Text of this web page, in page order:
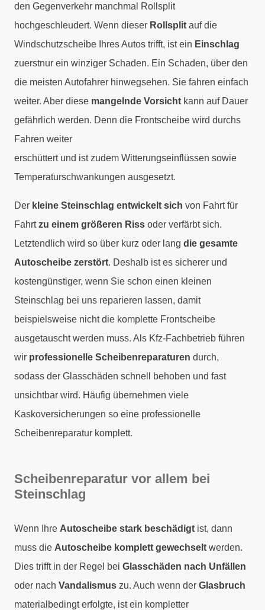
den Gegenverkehr manchmal Rollsplit
hochgeschleudert. Wenn dieser Rollsplit auf die
Windschutzscheibe Ihres Autos trifft, ist ein Einschlag
zuerstnur ein winziger Schaden. Ein Schaden, über den
die meisten Autofahrer hinwegsehen. Sie fahren einfach
weiter. Aber diese mangelnde Vorsicht kann auf Dauer
gefährlich werden. Denn die Frontscheibe wird durchs
Fahren weiter
erschüttert und ist zudem Witterungseinflüssen sowie
Temperaturschwankungen ausgesetzt.
Der kleine Steinschlag entwickelt sich von Fahrt für
Fahrtzu einem größeren Riss oder verfärbt sich.
Letztendlich wird so über kurz oder lang die gesamte
Autoscheibe zerstört. Deshalb ist es sicherer und
kostengünstiger, wenn Sie schon einen kleinen
Steinschlag bei uns reparieren lassen, damit
beispielsweise nicht die komplette Frontscheibe
ausgetauscht werden muss. Als Kfz-Fachbetrieb führen
wir professionelle Scheibenreparaturen durch,
sodass der Glasschäden schnell behoben und fast
unsichtbar wird. Häufig übernehmen viele
Kaskoversicherungen so eine professionelle
Scheibenreparatur komplett.
Scheibenreparatur vor allem bei
Steinschlag
Wenn Ihre Autoscheibe stark beschädigt ist, dann
muss die Autoscheibe komplett gewechselt werden.
Dies trifft in der Regel bei Glasschäden nach Unfällen
oder nach Vandalismus zu. Auch wenn der Glasbruch
materialbedingt erfolgte, ist ein kompletter